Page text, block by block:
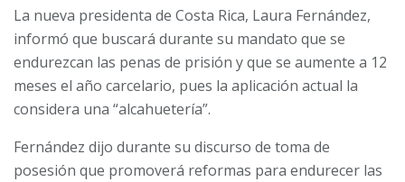
La nueva presidenta de Costa Rica, Laura Fernández,
informó que buscará durante su mandato que se
endurezcan las penas de prisión y que se aumente a 12
meses el año carcelario, pues la aplicación actual la
considera una “alcahuetería”.
Fernández dijo durante su discurso de toma de
posesión que promoverá reformas para endurecer las